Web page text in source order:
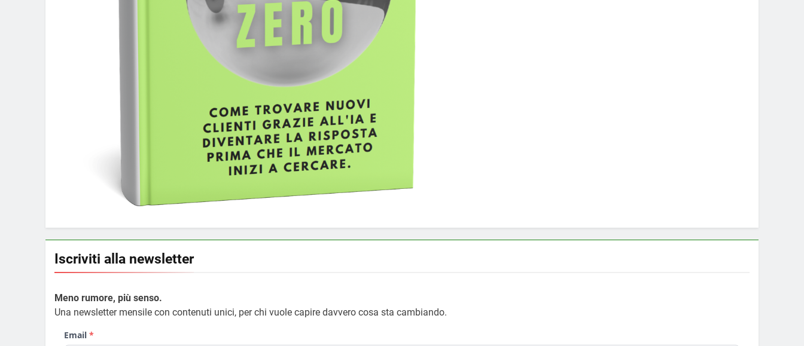
Iscriviti alla newsletter
Meno rumore, più senso.
Una newsletter mensile con contenuti unici, per chi vuole capire davvero cosa sta cambiando.